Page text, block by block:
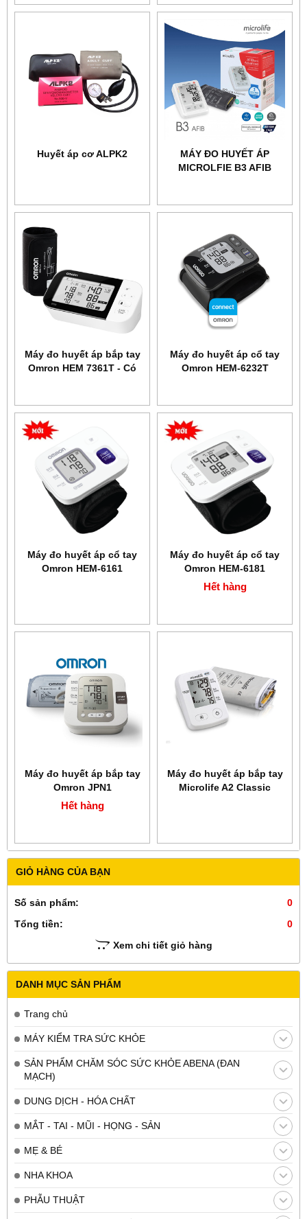
GIỎ HÀNG CỦA BẠN
Số sản phẩm:
0
Tổng tiền:
0
Xem chi tiết giỏ hàng
DANH MỤC SẢN PHẨM
Trang chủ
MÁY KIỂM TRA SỨC KHỎE
SẢN PHẨM CHĂM SÓC SỨC KHỎE ABENA (ĐAN
MẠCH)
DUNG DỊCH - HÓA CHẤT
MẮT - TAI - MŨI - HỌNG - SẢN
MẸ & BÉ
NHA KHOA
PHẪU THUẬT
Huyết áp cơ ALPK2
MÁY ĐO HUYẾT ÁP
MICROLFIE B3 AFIB
Máy đo huyết áp bắp tay
Omron HEM 7361T - Có
Máy đo huyết áp cổ tay
Omron HEM-6232T
Máy đo huyết áp cổ tay
Omron HEM-6161
Máy đo huyết áp cổ tay
Omron HEM-6181
Hết hàng
Máy đo huyết áp bắp tay
Omron JPN1
Hết hàng
Máy đo huyết áp bắp tay
Microlife A2 Classic